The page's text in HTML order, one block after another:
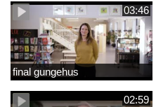
03:46
final gungehus
02:59